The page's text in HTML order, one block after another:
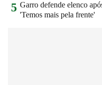
5 Garro defende elenco
'Temos mais pela frente'